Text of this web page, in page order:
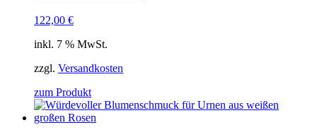
122,00 €
inkl. 7 % MwSt.
zzgl. Versandkosten
zum Produkt